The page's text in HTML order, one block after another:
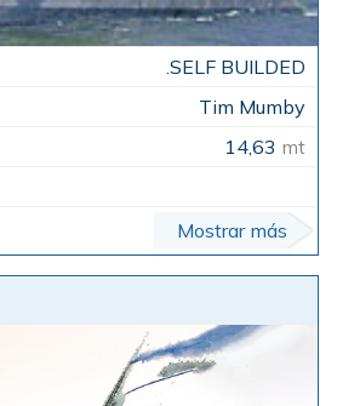
.SELF BUILDED
Tim Mumby
14,63 mt
Mostrar más